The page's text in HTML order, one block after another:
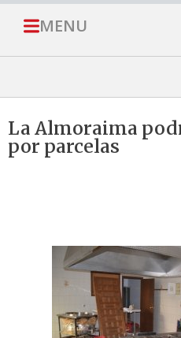
MENU
La Almoraima
por parcelas